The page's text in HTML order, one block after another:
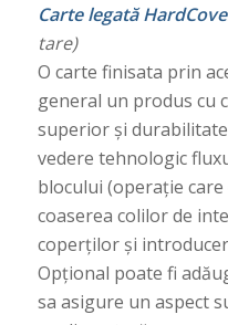
Carte legată
tare)
O carte finisata prin
general un produs cu
superior și
vedere tehnologic
blocului (operație
coaserea colilor de
coperților și
Opțional poate fi
sa asigure un aspect